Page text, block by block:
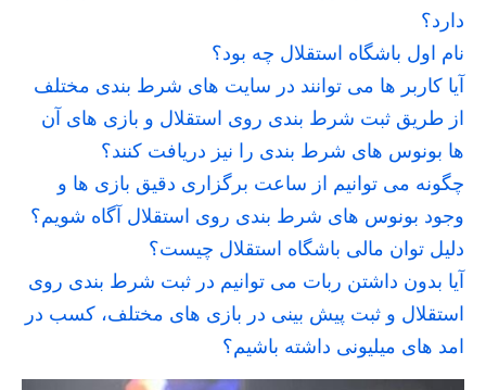
دارد؟
نام اول باشگاه استقلال چه بود؟
آیا کاربر ها می توانند در سایت های شرط بندی مختلف
از طریق ثبت شرط بندی روی استقلال و بازی های آن
ها بونوس های شرط بندی را نیز دریافت کنند؟
چگونه می توانیم از ساعت برگزاری دقیق بازی ها و
وجود بونوس های شرط بندی روی استقلال آگاه شویم؟
دلیل توان مالی باشگاه استقلال چیست؟
آیا بدون داشتن ربات می توانیم در ثبت شرط بندی روی
استقلال و ثبت پیش بینی در بازی های مختلف، کسب در
امد های میلیونی داشته باشیم؟